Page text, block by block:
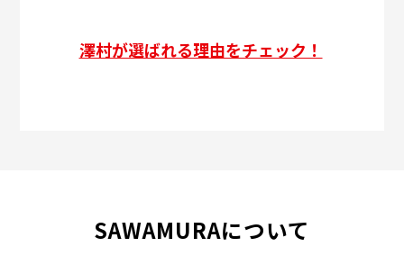
澤村が選ばれる理由をチェック！
SAWAMURAについて